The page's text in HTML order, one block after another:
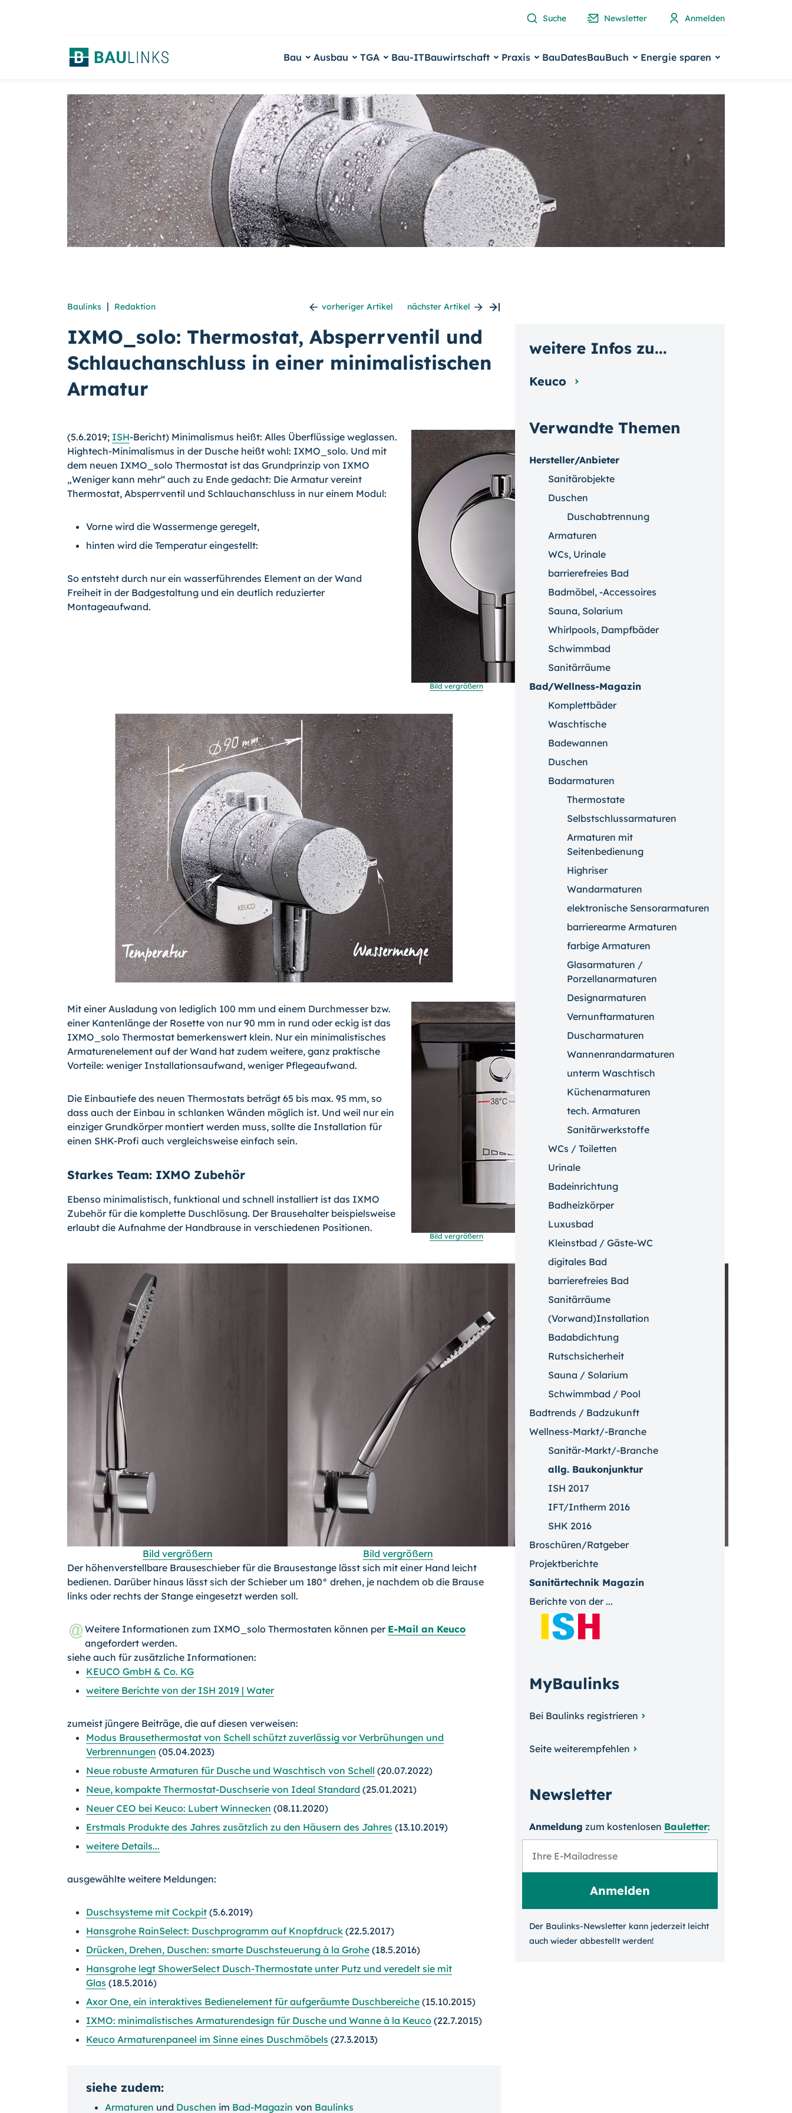
Suche Newsletter Anmelden
Bau Ausbau TGA Bau-ITBauwirtschaft Praxis BauDatesBauBuch Energie sparen
Baulinks | Redaktion vorheriger Artikel nächster Artikel
IXMO_solo: Thermostat, Absperrventil und
Schlauchanschluss in einer minimalistischen
Armatur
Bild vergrößern
(5.6.2019; ISH-Bericht) Minimalismus heißt: Alles Überflüssige weglassen.
Hightech-Minimalismus in der Dusche heißt wohl: IXMO_solo. Und mit
dem neuen IXMO_solo Thermostat ist das Grundprinzip von IXMO
„Weniger kann mehr“ auch zu Ende gedacht: Die Armatur vereint
Thermostat, Absperrventil und Schlauchanschluss in nur einem Modul:
Vorne wird die Wassermenge geregelt,
hinten wird die Temperatur eingestellt:
So entsteht durch nur ein wasserführendes Element an der Wand
Freiheit in der Badgestaltung und ein deutlich reduzierter
Montageaufwand.
Bild vergrößern
Mit einer Ausladung von lediglich 100 mm und einem Durchmesser bzw.
einer Kantenlänge der Rosette von nur 90 mm in rund oder eckig ist das
IXMO_solo Thermostat bemerkenswert klein. Nur ein minimalistisches
Armaturenelement auf der Wand hat zudem weitere, ganz praktische
Vorteile: weniger Installationsaufwand, weniger Pflegeaufwand.
Die Einbautiefe des neuen Thermostats beträgt 65 bis max. 95 mm, so
dass auch der Einbau in schlanken Wänden möglich ist. Und weil nur ein
einziger Grundkörper montiert werden muss, sollte die Installation für
einen SHK-Profi auch vergleichsweise einfach sein.
Starkes Team: IXMO Zubehör
Ebenso minimalistisch, funktional und schnell installiert ist das IXMO
Zubehör für die komplette Duschlösung. Der Brausehalter beispielsweise
erlaubt die Aufnahme der Handbrause in verschiedenen Positionen.
Bild vergrößern Bild vergrößern
Bild vergrößern
Der höhenverstellbare Brauseschieber für die Brausestange lässt sich mit einer Hand leicht
bedienen. Darüber hinaus lässt sich der Schieber um 180° drehen, je nachdem ob die Brause
links oder rechts der Stange eingesetzt werden soll.
Weitere Informationen zum IXMO_solo Thermostaten können per E-Mail an Keuco
angefordert werden.
siehe auch für zusätzliche Informationen:
KEUCO GmbH & Co. KG
weitere Berichte von der ISH 2019 | Water
zumeist jüngere Beiträge, die auf diesen verweisen:
Modus Brausethermostat von Schell schützt zuverlässig vor Verbrühungen und
Verbrennungen (05.04.2023)
Neue robuste Armaturen für Dusche und Waschtisch von Schell (20.07.2022)
Neue, kompakte Thermostat-Duschserie von Ideal Standard (25.01.2021)
Neuer CEO bei Keuco: Lubert Winnecken (08.11.2020)
Erstmals Produkte des Jahres zusätzlich zu den Häusern des Jahres (13.10.2019)
weitere Details...
ausgewählte weitere Meldungen:
Duschsysteme mit Cockpit (5.6.2019)
Hansgrohe RainSelect: Duschprogramm auf Knopfdruck (22.5.2017)
Drücken, Drehen, Duschen: smarte Duschsteuerung à la Grohe (18.5.2016)
Hansgrohe legt ShowerSelect Dusch-Thermostate unter Putz und veredelt sie mit
Glas (18.5.2016)
Axor One, ein interaktives Bedienelement für aufgeräumte Duschbereiche (15.10.2015)
IXMO: minimalistisches Armaturendesign für Dusche und Wanne à la Keuco (22.7.2015)
Keuco Armaturenpaneel im Sinne eines Duschmöbels (27.3.2013)
siehe zudem:
Armaturen und Duschen im Bad-Magazin von Baulinks
Verwandte Themen
Hersteller/Anbieter
Sanitärobjekte
Duschen
Duschabtrennung
Armaturen
WCs, Urinale
barrierefreies Bad
Badmöbel, -Accessoires
Sauna, Solarium
Whirlpools, Dampfbäder
Schwimmbad
Sanitärräume
Bad/Wellness-Magazin
Komplettbäder
Waschtische
Badewannen
Duschen
Badarmaturen
Thermostate
Selbstschlussarmaturen
Armaturen mit
Seitenbedienung
Highriser
Wandarmaturen
elektronische Sensorarmaturen
barrierearme Armaturen
farbige Armaturen
Glasarmaturen /
Porzellanarmaturen
Designarmaturen
Vernunftarmaturen
Duscharmaturen
Wannenrandarmaturen
unterm Waschtisch
Küchenarmaturen
tech. Armaturen
Sanitärwerkstoffe
WCs / Toiletten
Urinale
Badeinrichtung
Badheizkörper
Luxusbad
Kleinstbad / Gäste-WC
digitales Bad
barrierefreies Bad
Sanitärräume
(Vorwand)Installation
Badabdichtung
Rutschsicherheit
Sauna / Solarium
Schwimmbad / Pool
Badtrends / Badzukunft
Wellness-Markt/-Branche
Sanitär-Markt/-Branche
allg. Baukonjunktur
ISH 2017
IFT/Intherm 2016
SHK 2016
Broschüren/Ratgeber
Projektberichte
Sanitärtechnik Magazin
Berichte von der ...
MyBaulinks
Bei Baulinks registrieren
Seite weiterempfehlen
Newsletter
Anmeldung zum kosten­losen Bauletter:
Der Baulinks-Newsletter kann jeder­zeit leicht
auch wieder ab­bestellt werden!
weitere Infos zu...
Keuco